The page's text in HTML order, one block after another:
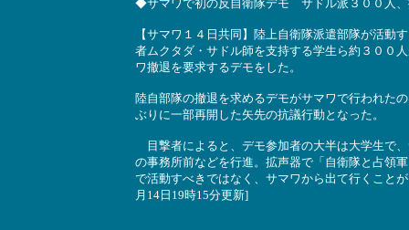
◆サマワで初の反自衛隊デモ サドル派３００人、
【サマワ１４日共同】陸上自衛隊派遣部隊が活動
者ムクタダ・サドル師を支持する学生ら約３００
ワ撤退を要求するデモをした。
陸自部隊の撤退を求めるデモがサマワで行われた
ぶりに一部再開した矢先の抗議行動となった。
目撃者によると、デモ参加者の大半は大学生で
の事務所前などを行進。拡声器で「自衛隊と占領
で活動すべきではなく、サマワから出て行くこと
月14日19時15分更新]